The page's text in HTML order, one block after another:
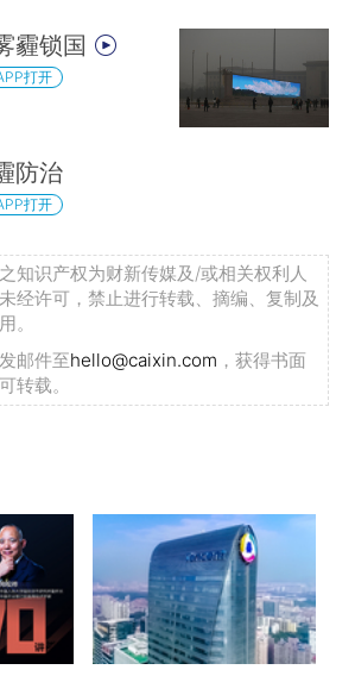
霾锁国
打开
防治
打开
知识产权为财新传媒及/或相关权利人
经许可，禁止进行转载、摘编、复制及
。
邮件至hello@caixin.com ，获得书面
转载。